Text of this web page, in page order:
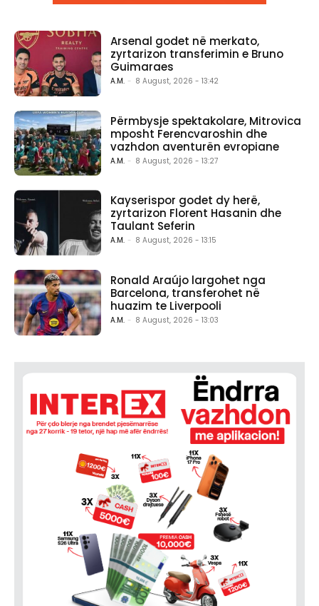
Arsenal godet në merkato,
zyrtarizon transferimin e Bruno
Guimaraes
A.M. - 8 August, 2026 - 13:42
Përmbysje spektakolare, Mitrovica
mposht Ferencvaroshin dhe
vazhdon aventurën evropiane
A.M. - 8 August, 2026 - 13:27
Kayserispor godet dy herë,
zyrtarizon Florent Hasanin dhe
Taulant Seferin
A.M. - 8 August, 2026 - 13:15
Ronald Araújo largohet nga
Barcelona, transferohet në
huazim te Liverpooli
A.M. - 8 August, 2026 - 13:03